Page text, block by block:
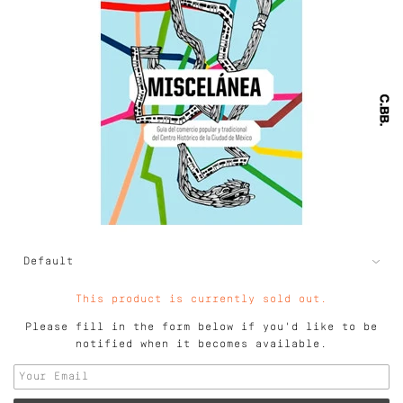
This product is currently sold out.
Please fill in the form below if you'd like to be
notified when it becomes available.